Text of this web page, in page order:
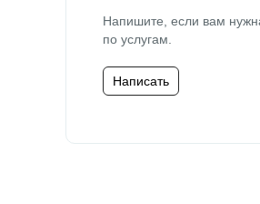
Напишите, если вам
по услугам.
Написать